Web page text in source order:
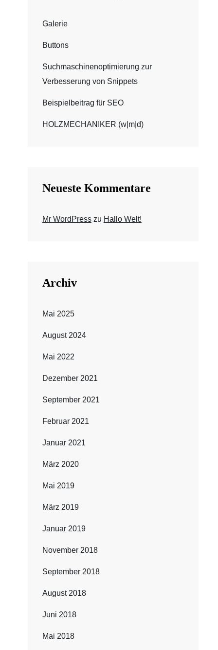
Galerie
Buttons
Suchmaschinenoptimierung zur
Verbesserung von Snippets
Beispielbeitrag für SEO
HOLZMECHANIKER (w|m|d)
Neueste Kommentare
Mr WordPresszu Hallo Welt!
Archiv
Mai 2025
August 2024
Mai 2022
Dezember 2021
September 2021
Februar 2021
Januar 2021
März 2020
Mai 2019
März 2019
Januar 2019
November 2018
September 2018
August 2018
Juni 2018
Mai 2018